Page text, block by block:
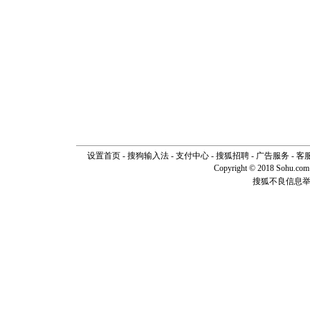
设置首页- 搜狗输入法- 支付中心- 搜狐招聘- 广告服务- 客
Copyright © 2018
搜狐不良信息